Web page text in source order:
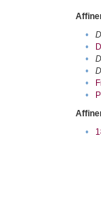
•
•
•
•
•
•
•